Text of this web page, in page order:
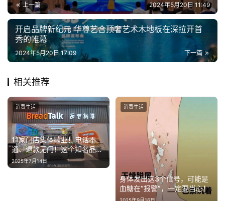
上一篇 2024年5月20日 11:49
开启品牌新纪元 华尊艺合顶奢艺术木地板在深拉开首
秀的帷幕
下一篇
2024年5月20日 17:09
相关推荐
11家门店集体歇业！电话不
通、退款无门！这个知名品牌
曾大排长龙，很多上海人买过
2025年7月14日
消费生活
身体发出这3个信号，可能是
血糖在“报警”，一定要当心！
2025年9月16日
消费生活